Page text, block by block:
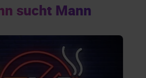
sucht Mann